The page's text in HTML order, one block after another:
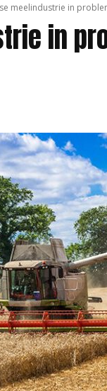
meelindustrie in
in